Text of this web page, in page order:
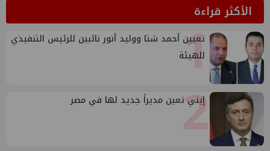
الأكثر قراءة1
تعيين أحمد شتا ووليد أنور نائبين للرئيس التنفيذي
للهيئة
2
إيني تعين مديراً جديد لها في مصر